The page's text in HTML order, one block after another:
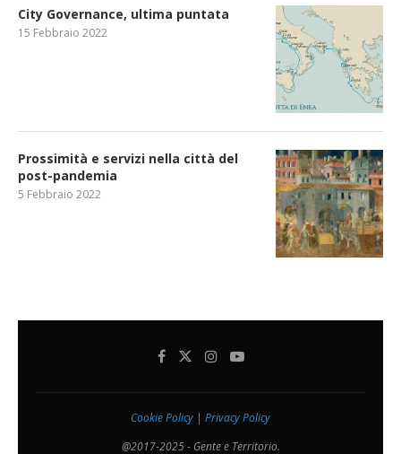
City Governance, ultima puntata
15 Febbraio 2022
Prossimità e servizi nella città del
post-pandemia
5 Febbraio 2022
Cookie Policy | Privacy Policy
@2017-2025 - Gente e Territorio.